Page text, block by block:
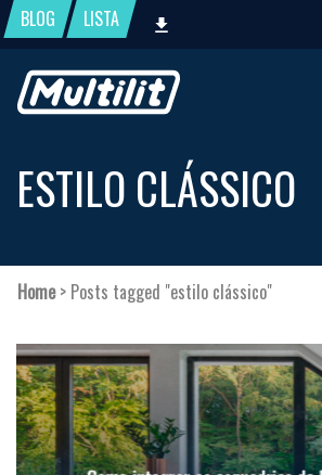
BLOG LISTA
ESTILO CLÁSSICO
Home> Posts tagged "estilo clássico"